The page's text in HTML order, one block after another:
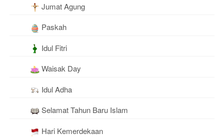
Jumat Agung
Paskah
Idul Fitri
Waisak Day
Idul Adha
Selamat Tahun Baru Islam
Hari Kemerdekaan